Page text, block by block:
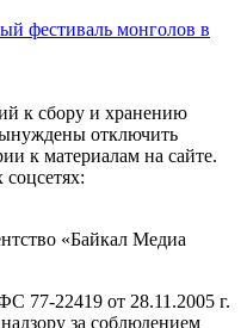
фестиваль монголов в
к сбору и хранению
отключить
к материалам на сайте.
«Байкал Медиа
77-22419 от 28.11.2005 г.
за соблюдением